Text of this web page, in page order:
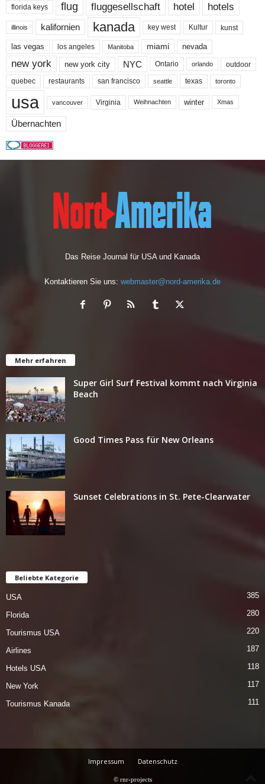
florida keys flug fluggesellschaft hotel hotels
illinois kalifornien kanada key west Kultur kunst
las vegas los angeles Manitoba miami nevada
new york new york city NYC Ontario orlando outdoor
quebec restaurants san francisco seattle texas toronto
usa vancouver Virginia Weihnachten winter Xmas
Übernachten
Das Reise Journal für USA und Kanada
Kontaktieren Sie uns: webmaster@nord-amerika.de
Mehr erfahren
Super Girl Surf Festival kommt nach Virginia
Beach
Good Times Pass für New Orleans
Sunset Celebrations in St. Pete-Clearwater
Beliebte Kategorie
USA 385
Florida 280
Tourismus USA 220
Airlines 187
Hotels USA 118
New York 117
Tourismus Kanada 111
Impressum Datenschutz
© rnr-projects